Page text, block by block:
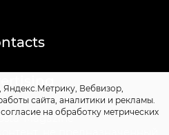
Magazine
не предназначенный
Вебвизор,
сайта, аналитики и рекламы.
на обработку метрических